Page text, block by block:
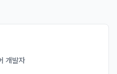
개발자